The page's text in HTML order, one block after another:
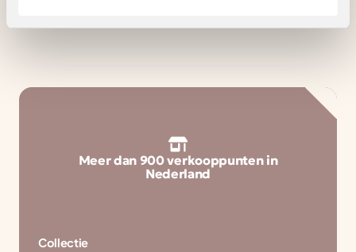
Meer dan 900 verkooppunten in
Nederland
Collectie